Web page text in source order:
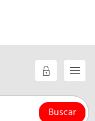
Buscar